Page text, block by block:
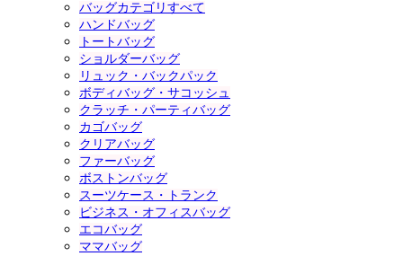
バッグカテゴリすべて
ハンドバッグ
トートバッグ
ショルダーバッグ
リュック・バックパック
ボディバッグ・サコッシュ
クラッチ・パーティバッグ
カゴバッグ
クリアバッグ
ファーバッグ
ボストンバッグ
スーツケース・トランク
ビジネス・オフィスバッグ
エコバッグ
ママバッグ